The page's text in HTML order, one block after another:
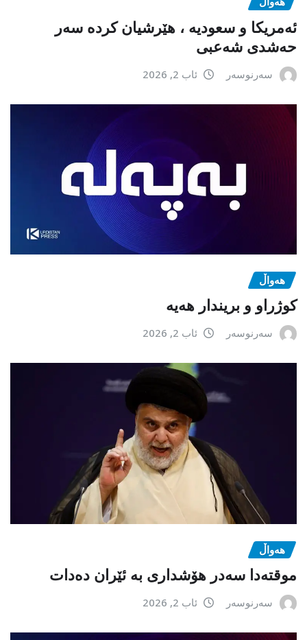
ئەمریکا و سعودیە ، هێرشیان کردە سەر
حەشدی شەعبی
سەرنوسەر ئاب 2, 2026
هەواڵ
كوژراو و بریندار هەیە
سەرنوسەر ئاب 2, 2026
هەواڵ
موقتەدا سەدر هۆشداری بە ئێران دەدات
سەرنوسەر ئاب 2, 2026